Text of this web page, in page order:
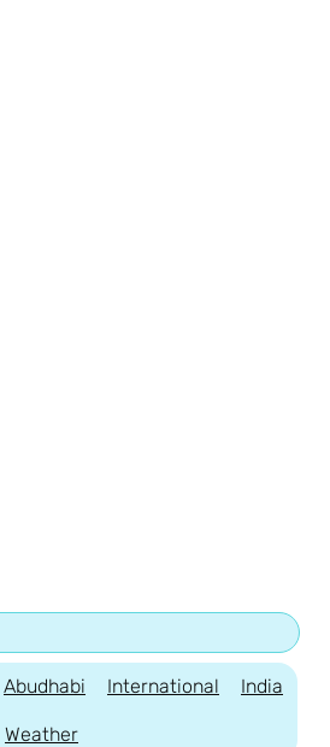
Abudhabi International India
Weather